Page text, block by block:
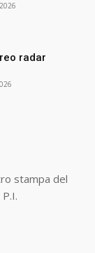
radar
stampa del